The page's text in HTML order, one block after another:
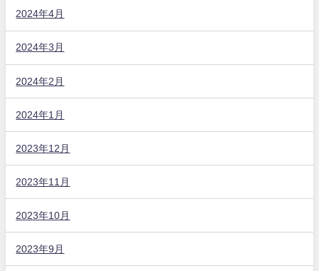
2024年4月
2024年3月
2024年2月
2024年1月
2023年12月
2023年11月
2023年10月
2023年9月